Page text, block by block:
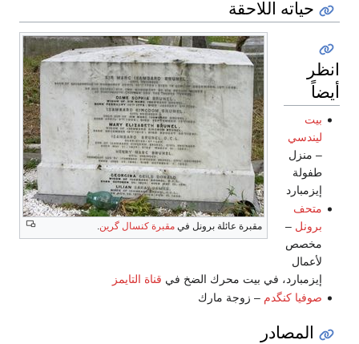
حياته اللاحقة
مقبرة عائلة برونل في مقبرة كنسال گرين.
انظر
أيضاً
بيت
ليندسي
– منزل
طفولة
إيزمبارد
متحف
برونل –
مخصص
لأعمال
إيزمبارد، في بيت محرك الضخ في قناة التايمز
صوفيا كنگدم– زوجة مارك
المصادر